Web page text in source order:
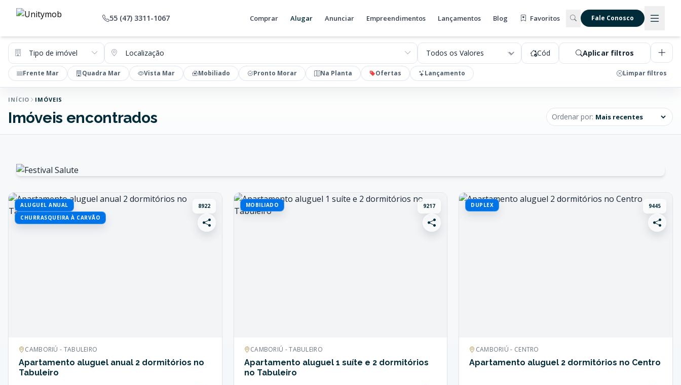
55 (47) 3311-1067 Comprar Alugar Anunciar Empreendimentos Lançamentos Blog Favoritos Fale Conosco
Tipo de imóvel Localização Valores Cód Aplicar filtros
Frente Mar Quadra Mar Vista Mar Mobiliado Pronto Morar Na Planta Ofertas Lançamento Limpar filtros
INÍCIO IMÓVEIS
Imóveis encontrados Ordenar por:
ALUGUEL ANUAL
CHURRASQUEIRA À CARVÃO
8922
CAMBORIÚ - TABULEIRO
Apartamento aluguel anual 2 dormitórios no
Tabuleiro
MOBILIADO 9217
CAMBORIÚ - TABULEIRO
Apartamento aluguel 1 suíte e 2 dormitórios
no Tabuleiro
DUPLEX 9445
CAMBORIÚ - CENTRO
Apartamento aluguel 2 dormitórios no Centro